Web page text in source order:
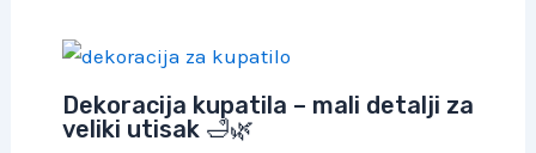
Dekoracija kupatila – mali detalji za
veliki utisak 🛁🌿